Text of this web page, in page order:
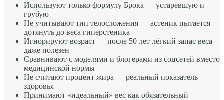
Используют только формулу Брока — устаревшую и
грубую
Не учитывают тип телосложения — астеник пытается
дотянуть до веса гиперстеника
Игнорируют возраст — после 50 лет лёгкий запас веса
даже полезен
Сравнивают с моделями и блогерами из соцсетей вместо
медицинской нормы
Не считают процент жира — реальный показатель
здоровья
Принимают «идеальный» вес как обязательный —